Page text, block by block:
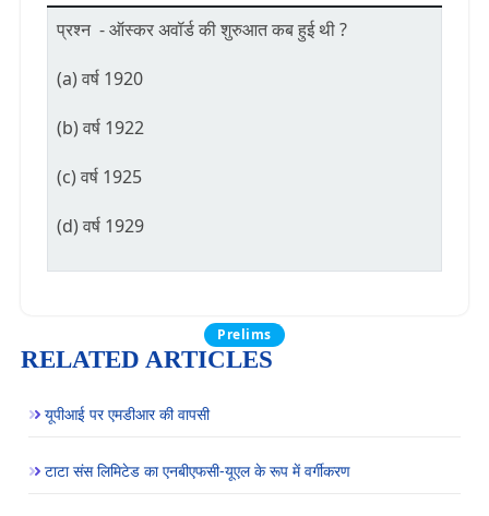
प्रश्न - ऑस्कर अवॉर्ड की शुरुआत कब हुई थी ?
(a) वर्ष 1920
(b) वर्ष 1922
(c) वर्ष 1925
(d) वर्ष 1929
Prelims
RELATED ARTICLES
यूपीआई पर एमडीआर की वापसी
टाटा संस लिमिटेड का एनबीएफसी-यूएल के रूप में वर्गीकरण